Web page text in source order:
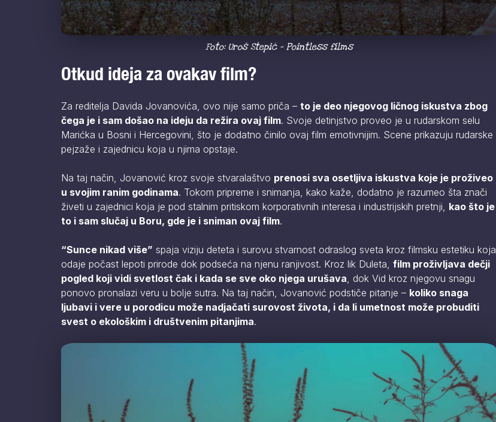
Foto: Uroš Stepić – Pointless films
Otkud ideja za ovakav film?
Za reditelja Davida Jovanovića, ovo nije samo priča – to je deo njegovog ličnog iskustva zbog
čega je i sam došao na ideju da režira ovaj film. Svoje detinjstvo proveo je u rudarskom selu
Marićka u Bosni i Hercegovini, što je dodatno činilo ovaj film emotivnijim. Scene prikazuju rudarske
pejzaže i zajednicu koja u njima opstaje.
Na taj način, Jovanović kroz svoje stvaralaštvo prenosi sva osetljiva iskustva koje je proživeo
u svojim ranim godinama. Tokom pripreme i snimanja, kako kaže, dodatno je razumeo šta znači
živeti u zajednici koja je pod stalnim pritiskom korporativnih interesa i industrijskih pretnji, kao što je
to i sam slučaj u Boru, gde je i sniman ovaj film.
“Sunce nikad više” spaja viziju deteta i surovu stvarnost odraslog sveta kroz filmsku estetiku koja
odaje počast lepoti prirode dok podseća na njenu ranjivost. Kroz lik Duleta, film proživljava dečji
pogled koji vidi svetlost čak i kada se sve oko njega urušava, dok Vid kroz njegovu snagu
ponovo pronalazi veru u bolje sutra. Na taj način, Jovanović podstiče pitanje – koliko snaga
ljubavi i vere u porodicu može nadjačati surovost života, i da li umetnost može probuditi
svest o ekološkim i društvenim pitanjima.